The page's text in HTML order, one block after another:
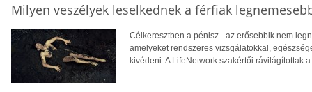
Milyen veszélyek leselkednek a férfiak
Célkeresztben a pénisz - az erősebbik nem
amelyeket rendszeres vizsgálatokkal,
kivédeni. A LifeNetwork szakértői rávilágítottak